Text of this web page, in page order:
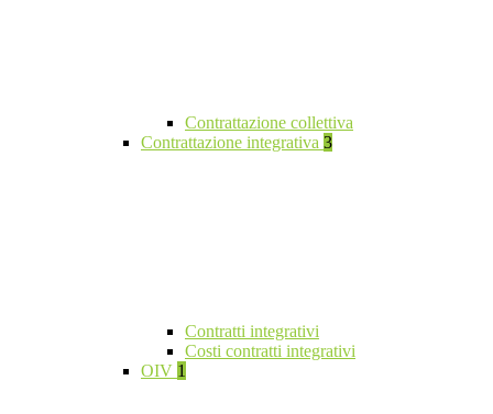
Contrattazione collettiva
Contrattazione integrativa 3
Contratti integrativi
Costi contratti integrativi
OIV 1